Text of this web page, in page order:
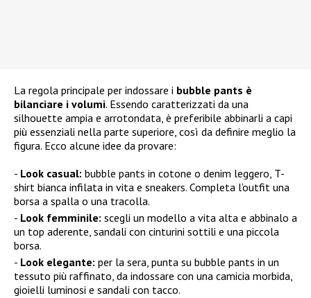
La regola principale per indossare i bubble pants è
bilanciare i volumi. Essendo caratterizzati da una
silhouette ampia e arrotondata, è preferibile abbinarli a capi
più essenziali nella parte superiore, così da definire meglio la
figura. Ecco alcune idee da provare:
Look casual: bubble pants in cotone o denim leggero, T-
shirt bianca infilata in vita e sneakers. Completa l’outfit una
borsa a spalla o una tracolla.
Look femminile: scegli un modello a vita alta e abbinalo a
un top aderente, sandali con cinturini sottili e una piccola
borsa.
Look elegante: per la sera, punta su bubble pants in un
tessuto più raffinato, da indossare con una camicia morbida,
gioielli luminosi e sandali con tacco.